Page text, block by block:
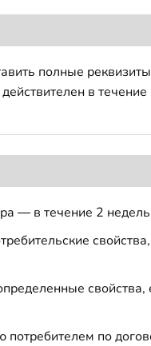
полные
в
— в течение 2
по